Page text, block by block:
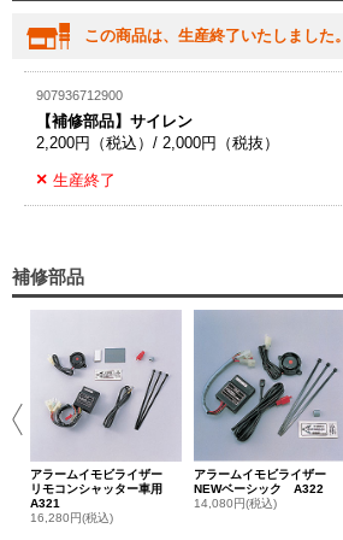
この商品は、生産終了いたしました。
907936712900
【補修部品】サイレン
2,200円（税込）/ 2,000円（税抜）
生産終了
補修部品
アラームイモビライザー
リモコンシャッター車用
A321
16,280円(税込)
アラームイモビライザー
NEWベーシック A322
14,080円(税込)